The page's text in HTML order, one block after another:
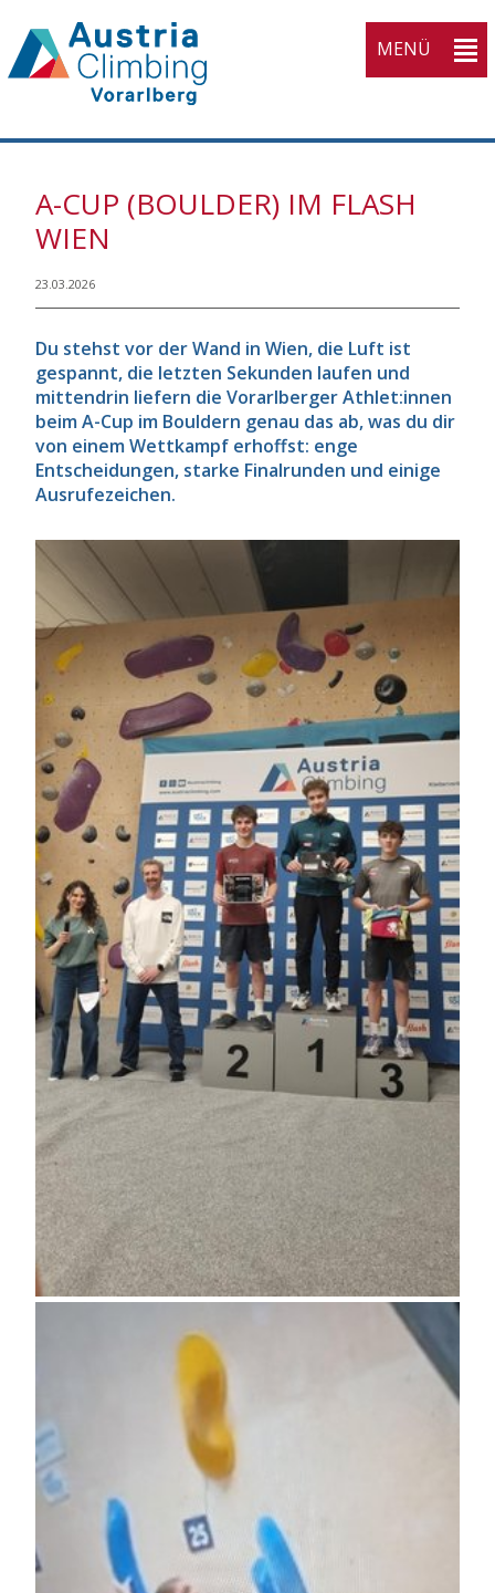
Home
Athletinnen
Wettkampfsport
4
Open submenu
Ausbildung
5
Open submenu
Service
10
Open submenu
Verband
MENÜ
A-CUP (BOULDER) IM FLASH
WIEN
23.03.2026
Du stehst vor der Wand in Wien, die Luft ist
gespannt, die letzten Sekunden laufen und
mittendrin liefern die Vorarlberger Athlet:innen
beim A-Cup im Bouldern genau das ab, was du dir
von einem Wettkampf erhoffst: enge
Entscheidungen, starke Finalrunden und einige
Ausrufezeichen.